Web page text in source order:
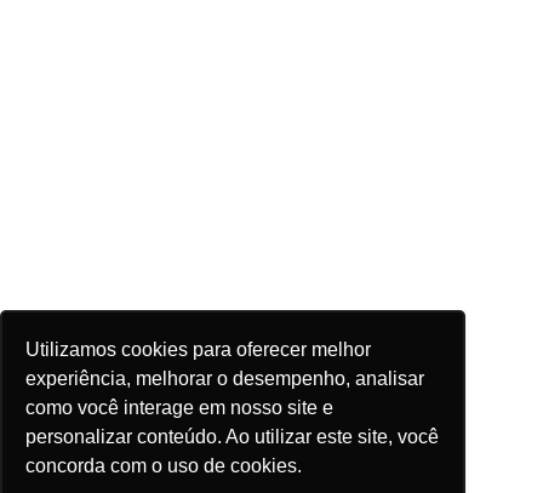
Utilizamos cookies para oferecer melhor
experiência, melhorar o desempenho, analisar
como você interage em nosso site e
personalizar conteúdo. Ao utilizar este site, você
concorda com o uso de cookies.